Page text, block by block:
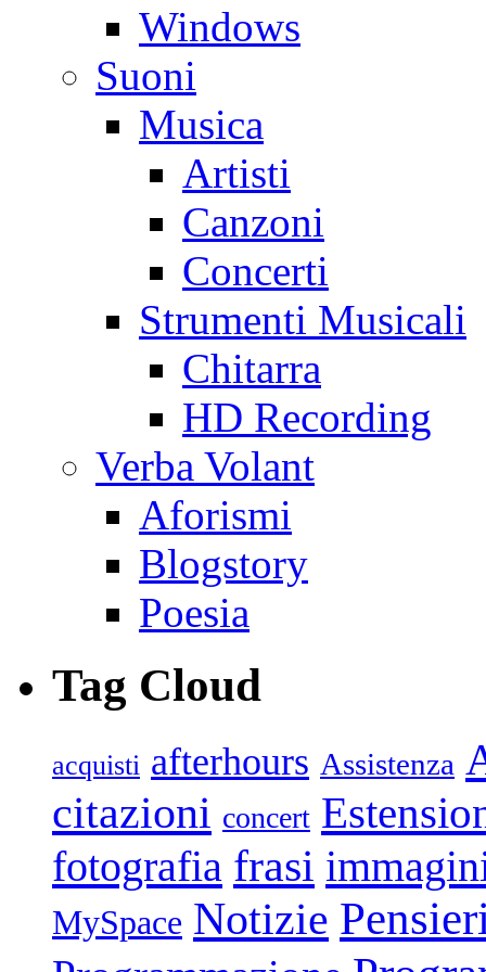
Windows
Suoni
Musica
Artisti
Canzoni
Concerti
Strumenti Musicali
Chitarra
HD Recording
Verba Volant
Aforismi
Blogstory
Poesia
Tag Cloud
acquisti afterhours Assistenza
citazioni concert
fotografia frasi
MySpace Notizie